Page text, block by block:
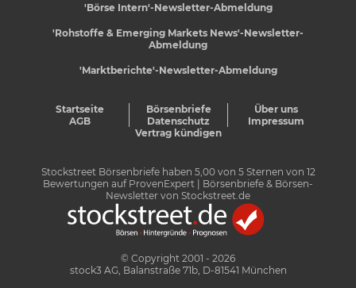
'Börse Intern'-Newsletter-Abmeldung
'Rohstoffe & Emerging Markets News'-Newsletter-
Abmeldung
'Marktberichte'-Newsletter-Abmeldung
Startseite Börsenbriefe
Über uns
AGB
Datenschutz
Impressum
Vertrag kündigen
Stockstreet Börsenbriefe haben 5,00von 5Sternen von 12
Bewertungen auf ProvenExpert
| Börsenbriefe & Börsen-
Newsletter von Stockstreet.de
© Copyright 2001 - 2026
stock3 AG, Balanstraße 71b, D-81541 München